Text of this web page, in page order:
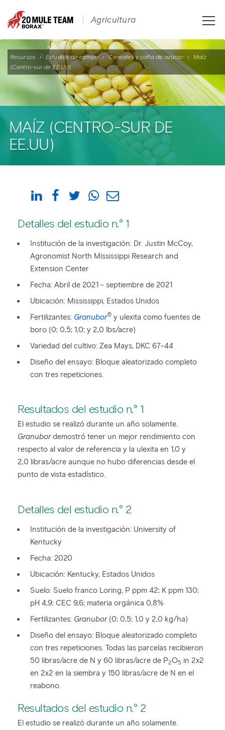
Recursos › Estudios de campo › Cereales y caña de azúcar › Maíz
(Centro-sur de EE.UU)
MAÍZ (CENTRO-SUR DE
EE.UU)
Detalles del estudio n.° 1
Institución de la investigación: Dr. Justin McCoy,
Agronomist North Mississippi Research and
Extension Center
Fecha: Abril de 2021 - septiembre de 2021
Ubicación: Mississippi, Estados Unidos
Fertilizantes: Granubor® y ulexita como fuentes de
boro (0; 0,5; 1,0; y 2,0 lbs/acre)
Variedad del cultivo: Zea Mays, DKC 67-44
Diseño del ensayo: Bloque aleatorizado completo
con tres repeticiones.
Resultados del estudio n.° 1
El estudio se realizó durante un año solamente.
Granubordemostró tener un mejor rendimiento con
respecto al valor de referencia y la ulexita en 1,0 y
2,0 libras/acre aunque no hubo diferencias desde el
punto de vista estadístico.
Detalles del estudio n.° 2
Institución de la investigación: University of
Kentucky
Fecha: 2020
Ubicación: Kentucky, Estados Unidos
Suelo: Suelo franco Loring, P ppm 42; K ppm 130;
pH 4,9; CEC 9,6; materia orgánica 0,8%
Fertilizantes: Granubor(0; 0,5; 1,0 y 2,0 kg/ha)
Diseño del ensayo: Bloque aleatorizado completo
con tres repeticiones. Todas las parcelas recibieron
50 libras/acre de N y 60 libras/acre de P2O5 in 2x2
en 2x2 en la siembra y 150 libras/acre de N en el
reabono.
Resultados del estudio n.° 2
El estudio se realizó durante un año solamente.
Agricultura
Toggle